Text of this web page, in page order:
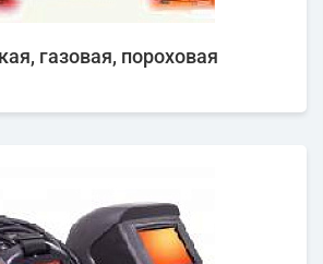
газовая, пороховая